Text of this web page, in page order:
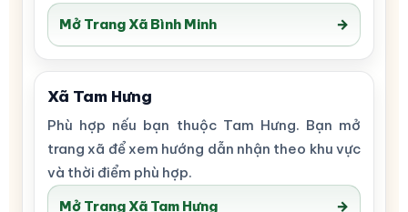
Mở Trang Xã Bình Minh
→
Xã Tam Hưng
Phù hợp nếu bạn thuộc Tam Hưng. Bạn mở
trang xã để xem hướng dẫn nhận theo khu vực
và thời điểm phù hợp.
Mở Trang Xã Tam Hưng
→